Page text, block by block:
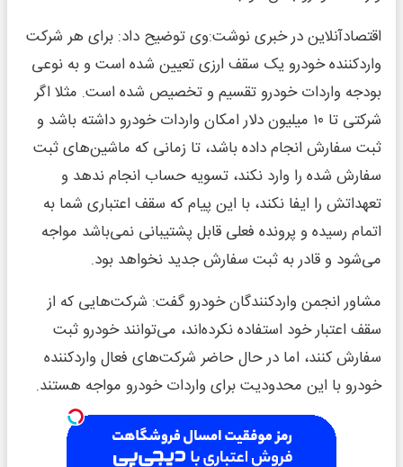
اقتصادآنلاین در خبری نوشت:وی توضیح داد: برای هر شرکت
واردکننده خودرو یک سقف ارزی تعیین شده است و به نوعی
بودجه واردات خودرو تقسیم و تخصیص شده است. مثلا اگر
شرکتی تا ۱۰ میلیون دلار امکان واردات خودرو داشته باشد و
ثبت سفارش انجام داده باشد، تا زمانی که ماشین‌های ثبت
سفارش شده را وارد نکند، تسویه حساب انجام ندهد و
تعهداتش را ایفا نکند، با این پیام که سقف اعتباری شما به
اتمام رسیده و پرونده فعلی قابل پشتیبانی نمی‌باشد مواجه
می‌شود و قادر به ثبت سفارش جدید نخواهد بود.
مشاور انجمن واردکنندگان خودرو گفت: شرکت‌هایی که از
سقف اعتبار خود استفاده نکرده‌اند، می‌توانند خودرو ثبت
سفارش کنند، اما در حال حاضر شرکت‌های فعال واردکننده
خودرو با این محدودیت برای واردات خودرو مواجه هستند.